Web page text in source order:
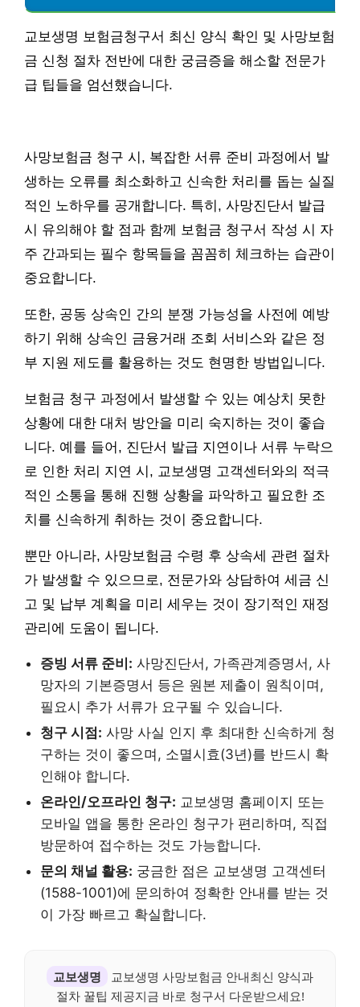
교보생명 보험금청구서 최신 양식 확인 및 사망보험
금 신청 절차 전반에 대한 궁금증을 해소할 전문가
급 팁들을 엄선했습니다.
사망보험금 청구 시, 복잡한 서류 준비 과정에서 발
생하는 오류를 최소화하고 신속한 처리를 돕는 실질
적인 노하우를 공개합니다. 특히, 사망진단서 발급
시 유의해야 할 점과 함께 보험금 청구서 작성 시 자
주 간과되는 필수 항목들을 꼼꼼히 체크하는 습관이
중요합니다.
또한, 공동 상속인 간의 분쟁 가능성을 사전에 예방
하기 위해 상속인 금융거래 조회 서비스와 같은 정
부 지원 제도를 활용하는 것도 현명한 방법입니다.
보험금 청구 과정에서 발생할 수 있는 예상치 못한
상황에 대한 대처 방안을 미리 숙지하는 것이 좋습
니다. 예를 들어, 진단서 발급 지연이나 서류 누락으
로 인한 처리 지연 시, 교보생명 고객센터와의 적극
적인 소통을 통해 진행 상황을 파악하고 필요한 조
치를 신속하게 취하는 것이 중요합니다.
뿐만 아니라, 사망보험금 수령 후 상속세 관련 절차
가 발생할 수 있으므로, 전문가와 상담하여 세금 신
고 및 납부 계획을 미리 세우는 것이 장기적인 재정
관리에 도움이 됩니다.
증빙 서류 준비: 사망진단서, 가족관계증명서, 사
망자의 기본증명서 등은 원본 제출이 원칙이며,
필요시 추가 서류가 요구될 수 있습니다.
청구 시점: 사망 사실 인지 후 최대한 신속하게 청
구하는 것이 좋으며, 소멸시효(3년)를 반드시 확
인해야 합니다.
온라인/오프라인 청구: 교보생명 홈페이지 또는
모바일 앱을 통한 온라인 청구가 편리하며, 직접
방문하여 접수하는 것도 가능합니다.
문의 채널 활용: 궁금한 점은 교보생명 고객센터
(1588-1001)에 문의하여 정확한 안내를 받는 것
이 가장 빠르고 확실합니다.
교보생명
교보생명 사망보험금 안내최신 양식과
절차 꿀팁 제공지금 바로 청구서 다운받으세요!